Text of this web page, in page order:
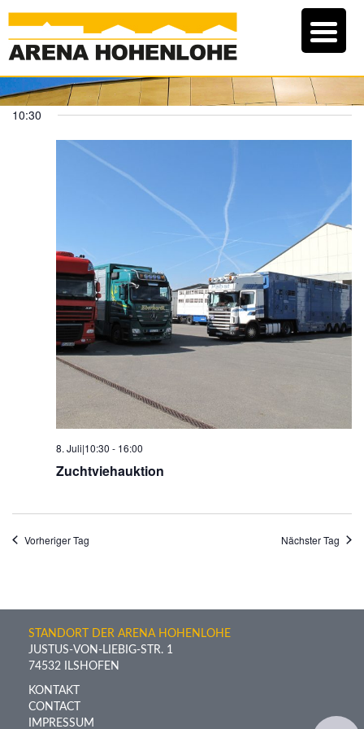
10:30
8. Juli|10:30 - 16:00
Zuchtviehauktion
Vorheriger Tag Nächster Tag
STANDORT DER ARENA HOHENLOHE
JUSTUS-VON-LIEBIG-STR. 1
74532 ILSHOFEN
KONTAKT
CONTACT
IMPRESSUM